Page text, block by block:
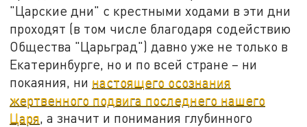
"Царские дни" с крестными ходами в эти дни
проходят (в том числе благодаря содействию
Общества "Царьград") давно уже не только в
Екатеринбурге, но и по всей стране – ни
покаяния, ни настоящего осознания
жертвенного подвига последнего нашего
Царя, а значит и понимания глубинного